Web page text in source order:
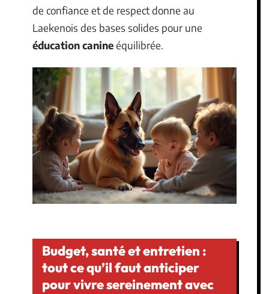
de confiance et de respect donne au
Laekenois des bases solides pour une
éducation canineéquilibrée.
Budget, santé et entretien :
tout ce qu’il faut anticiper
pour vivre sereinement avec